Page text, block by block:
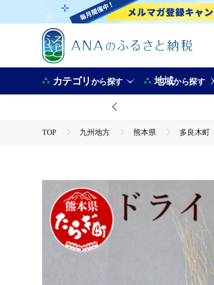
カテゴリから探す 地域から探す
TOP 九州地方 熊本県 多良木町
【インテリア】 TSUKIGI みつまた 50cm～80cm
TOP
日用品・雑貨
ほかの雑貨・日用
【インテリア】 TSUKIGI みつまた 50cm～80cm